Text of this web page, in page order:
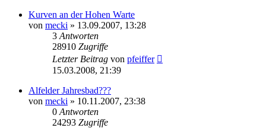
Kurven an der Hohen Warte
von mecki » 13.09.2007, 13:28
3 Antworten
28910 Zugriffe
Letzter Beitrag von pfeiffer
15.03.2008, 21:39
Alfelder Jahresbad???
von mecki » 10.11.2007, 23:38
0 Antworten
24293 Zugriffe